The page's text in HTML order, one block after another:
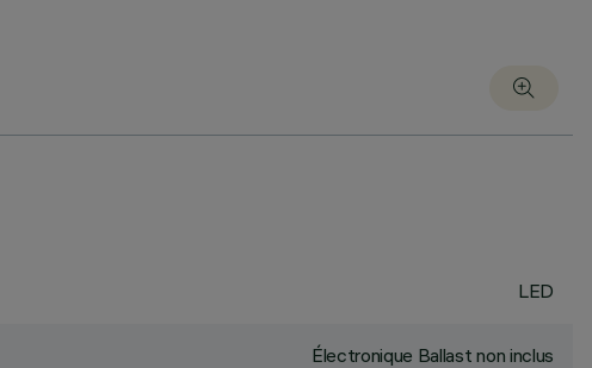
LED
Électronique Ballast non inclus